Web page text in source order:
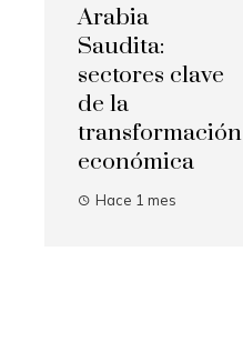
Arabia
Saudita:
sectores clave
de la
transformación
económica
Hace 1 mes